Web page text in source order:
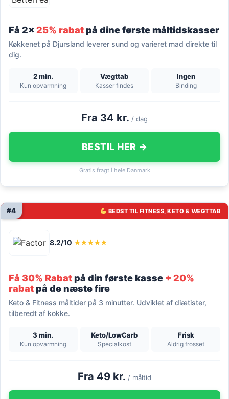
Få 2x 25% rabatpå dine første måltidskasser
Køkkenet på Djursland leverer sund og varieret mad direkte til
dig.
2 min.
Kun opvarmning
Vægttab
Kasser findes
Ingen
Binding
Fra 34 kr. / dag
BESTIL HER →
Gratis fragt i hele Danmark
BEDST TIL FITNESS, KETO & VÆGTTAB
#4
8.2/10 ★★★★★
Få 30% Rabatpå din første kasse + 20%
rabatpå de næste fire
Keto & Fitness måltider på 3 minutter. Udviklet af diætister,
tilberedt af kokke.
3 min.
Kun opvarmning
Keto/LowCarb
Specialkost
Frisk
Aldrig frosset
Fra 49 kr. / måltid